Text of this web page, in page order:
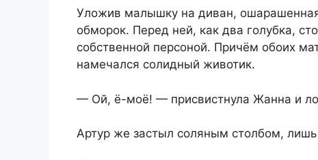
Уложив малышку на диван,
обморок. Перед ней, как два голубка,
собственной персоной. Причём обоих
намечался солидный животик.
— Ой, ё-моё! — присвистнула Жанна и
Артур же застыл соляным столбом, лишь